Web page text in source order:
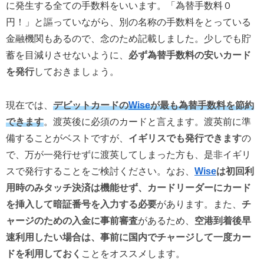
に発生する全ての手数料をいいます。「為替手数料０
円！」と謳っていながら、別の名称の手数料をとっている
金融機関もあるので、念のため記載しました。少しでも貯
蓄を目減りさせないように、 必ず為替手数料の安いカード
を発行しておきましょう。
現在では、 デビットカードのWiseが最も為替手数料を節約
できます。渡英後に必須のカードと言えます。渡英前に準
備することがベストですが、 イギリスでも発行できますの
で、万が一発行せずに渡英してしまった方も、是非イギリ
スで発行することをご検討ください。なお、 Wiseは初回利
用時のみタッチ決済は機能せず、カードリーダーにカード
を挿入して暗証番号を入力する必要があります。また、 チ
ャージのための入金に事前審査があるため、 空港到着後早
速利用したい場合は、事前に国内でチャージして一度カー
ドを利用しておく ことをオススメします。